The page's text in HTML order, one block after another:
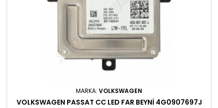
MARKA: VOLKSWAGEN
VOLKSWAGEN PASSAT CC LED FAR BEYNI 4G0907697J